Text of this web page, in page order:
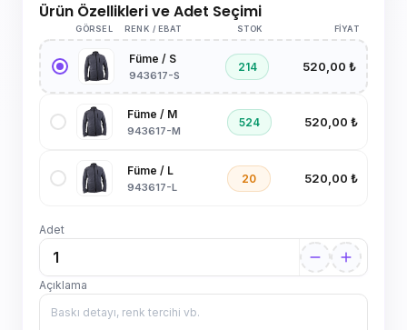
Ürün Özellikleri ve Adet Seçimi
GÖRSEL RENK / EBAT STOK FIYAT
Füme / S
943617-S
214 520,00 ₺
Füme / M
943617-M
524 520,00 ₺
Füme / L
943617-L
20 520,00 ₺
Adet
Açıklama